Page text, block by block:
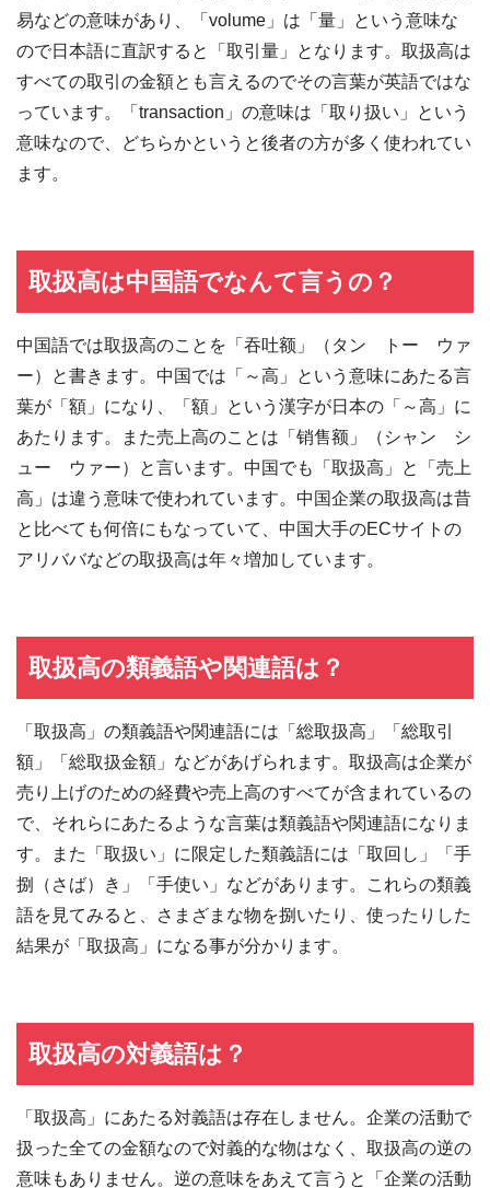
易などの意味があり、「volume」は「量」という意味な
ので日本語に直訳すると「取引量」となります。取扱高は
すべての取引の金額とも言えるのでその言葉が英語ではな
っています。「transaction」の意味は「取り扱い」という
意味なので、どちらかというと後者の方が多く使われてい
ます。
取扱高は中国語でなんて言うの？
中国語では取扱高のことを「吞吐额」（タン トー ウァ
ー）と書きます。中国では「～高」という意味にあたる言
葉が「額」になり、「額」という漢字が日本の「～高」に
あたります。また売上高のことは「销售额」（シャン シ
ュー ウァー）と言います。中国でも「取扱高」と「売上
高」は違う意味で使われています。中国企業の取扱高は昔
と比べても何倍にもなっていて、中国大手のECサイトの
アリババなどの取扱高は年々増加しています。
取扱高の類義語や関連語は？
「取扱高」の類義語や関連語には「総取扱高」「総取引
額」「総取扱金額」などがあげられます。取扱高は企業が
売り上げのための経費や売上高のすべてが含まれているの
で、それらにあたるような言葉は類義語や関連語になりま
す。また「取扱い」に限定した類義語には「取回し」「手
捌（さば）き」「手使い」などがあります。これらの類義
語を見てみると、さまざまな物を捌いたり、使ったりした
結果が「取扱高」になる事が分かります。
取扱高の対義語は？
「取扱高」にあたる対義語は存在しません。企業の活動で
扱った全ての金額なので対義的な物はなく、取扱高の逆の
意味もありません。逆の意味をあえて言うと「企業の活動